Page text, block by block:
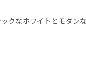
クなホワイトとモダン